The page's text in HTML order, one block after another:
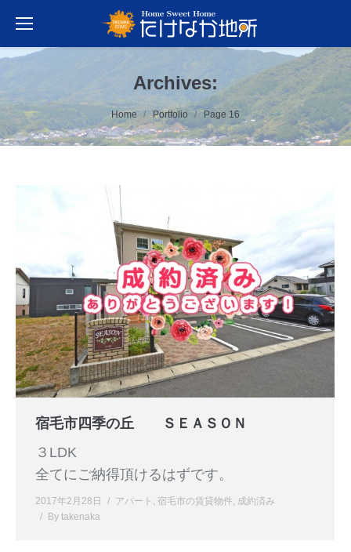
Archives:
You are here: Home Portfolio Page 16
宿毛市四季の丘 ＳＥＡＳＯＮ
３LDK
全てにご納得頂けるはずです。
2017年2月28日 アパート , 宿毛市の賃貸物件, 成約済み
By takenaka